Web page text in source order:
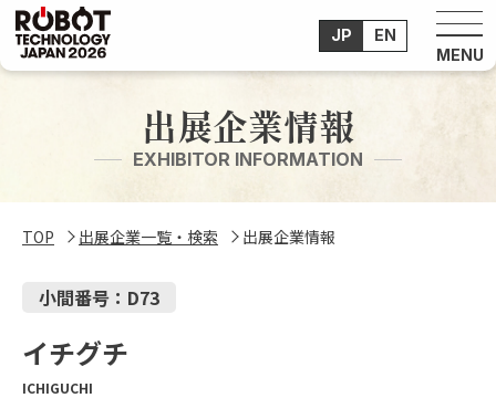
JP EN
出展企業情報
EXHIBITOR INFORMATION
TOP 出展企業一覧・検索 出展企業情報
小間番号：D73
イチグチ
ICHIGUCHI